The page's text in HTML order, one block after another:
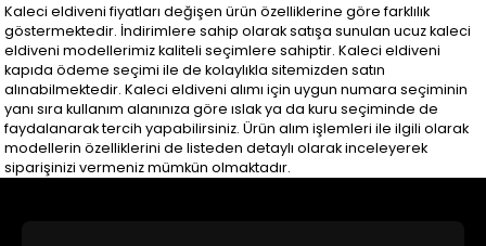
Kaleci eldiveni fiyatları değişen ürün özelliklerine göre farklılık
göstermektedir. İndirimlere sahip olarak satışa sunulan ucuz kaleci
eldiveni modellerimiz kaliteli seçimlere sahiptir. Kaleci eldiveni
kapıda ödeme seçimi ile de kolaylıkla sitemizden satın
alınabilmektedir. Kaleci eldiveni alımı için uygun numara seçiminin
yanı sıra kullanım alanınıza göre ıslak ya da kuru seçiminde de
faydalanarak tercih yapabilirsiniz. Ürün alım işlemleri ile ilgili olarak
modellerin özelliklerini de listeden detaylı olarak inceleyerek
siparişinizi vermeniz mümkün olmaktadır.